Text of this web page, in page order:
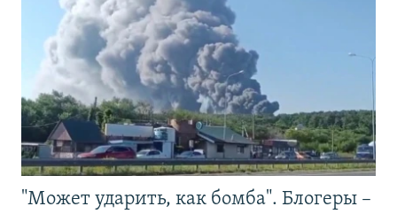
"Может ударить, как бомба". Блогеры –